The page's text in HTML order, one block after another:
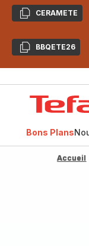
CopierCERAMETE
CopierBBQETE26
Bons Plans
Accueil